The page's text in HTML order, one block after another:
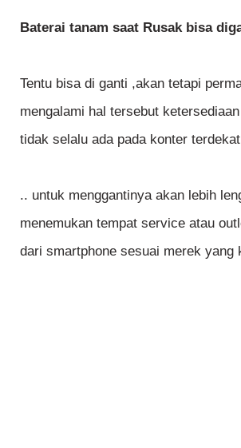
Baterai tanam saat Rusak bisa
Tentu bisa di ganti ,akan tetapi
mengalami hal tersebut
tidak selalu ada pada konter
.. untuk menggantinya akan lebih
menemukan tempat service atau
dari smartphone sesuai merek yang